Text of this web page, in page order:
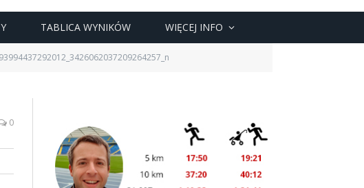
TABLICA WYNIKÓW WIĘCEJ INFO
0